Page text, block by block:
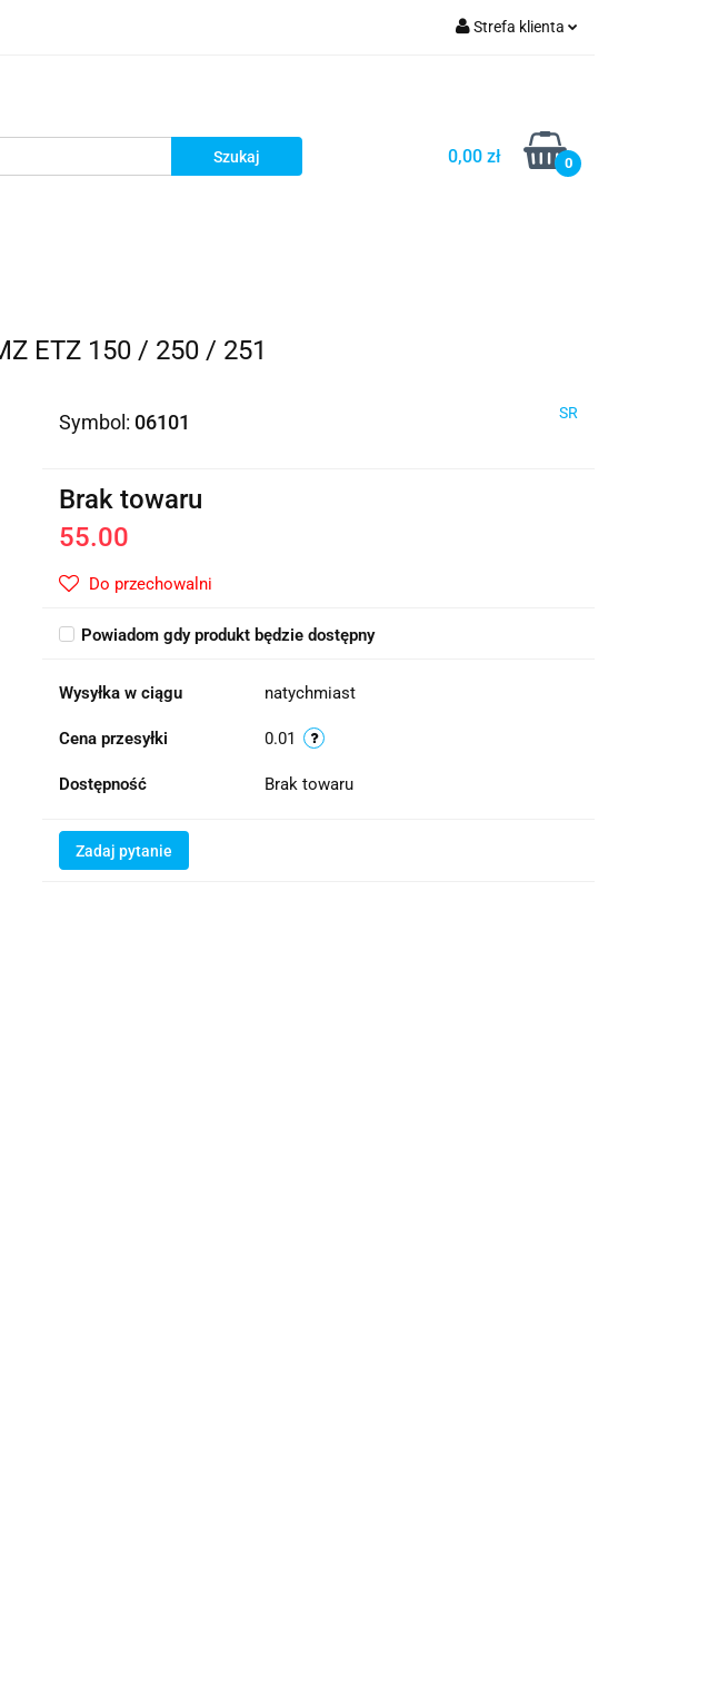
Strefa klienta
Dodaj zgłoszenie
0,00 zł 0
ETZ 150 / 250 / 251
Symbol: 06101 SR
Brak towaru
55.00
Do przechowalni
Powiadom gdy produkt będzie dostępny
Wysyłka w ciągu natychmiast
Cena przesyłki 0.01
Dostępność Brak towaru
Zadaj pytanie